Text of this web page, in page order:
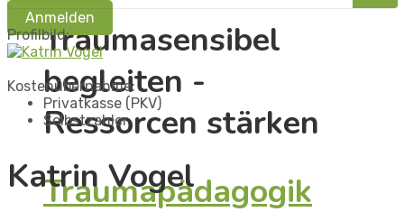
Traumasensibel
begleiten -
Ressorcen stärken
Traumapädagogik
Anmelden
Profilbild:
Kostenübernahme:
Privatkasse (PKV)
Selbstzahler
Katrin Vogel